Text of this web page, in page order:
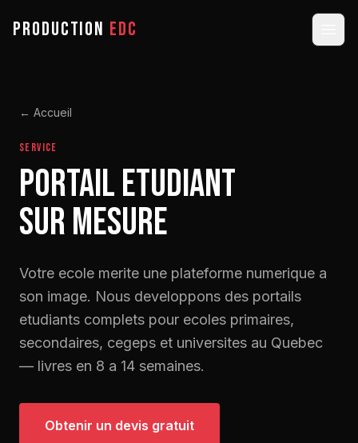
PRODUCTION EDC
← Accueil
SERVICE
Portail etudiant
sur mesure
Votre ecole merite une plateforme numerique a
son image. Nous developpons des portails
etudiants complets pour ecoles primaires,
secondaires, cegeps et universites au Quebec
— livres en 8 a 14 semaines.
Obtenir un devis gratuit